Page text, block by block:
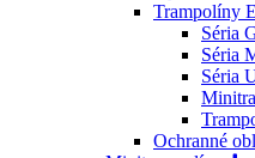
Trampolíny
Séria
Séria
Séria
Ochranné